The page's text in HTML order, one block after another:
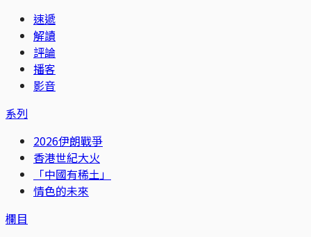
速遞
解讀
評論
播客
影音
系列
2026伊朗戰爭
香港世紀大火
「中國有稀土」
情色的未來
欄目